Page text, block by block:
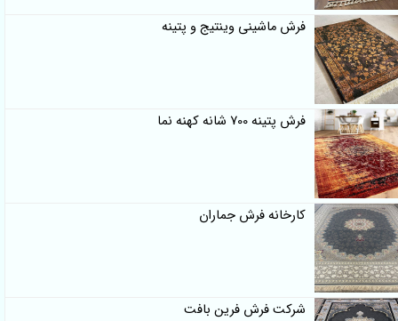
فرش ماشینی وینتیج و پتینه
فرش پتینه 700 شانه کهنه نما
کارخانه فرش جماران
شرکت فرش فرین بافت